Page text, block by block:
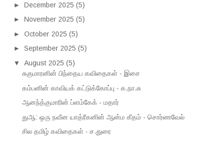
► December 2025 (5)
► November 2025 (5)
► October 2025 (5)
► September 2025 (5)
▼
August 2025 (5)
சுகுமாரனின் பிந்தைய கவிதைகள் - இசை
கம்பனின் காவியக் கட்டுக்கோப்பு - க.நா.சு
ஆனந்த்குமாரின் ப்ளம்கேக் - மதார்
துஆ: ஒரு நவீன யாத்ரீகனின் ஆன்ம கீதம் - சொர்ணவேல்
சில தமிழ் கவிதைகள் - ச.துரை